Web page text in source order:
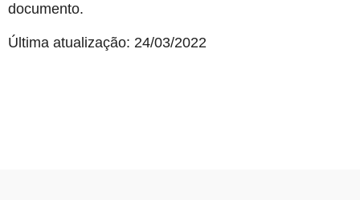
documento.
Última atualização: 24/03/2022